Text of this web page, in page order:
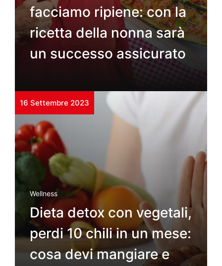
facciamo ripiene: con la
ricetta della nonna sarà
un successo assicurato
16 Settembre 2023
Wellness
Dieta detox con vegetali,
perdi 10 chili in un mese:
cosa devi mangiare e